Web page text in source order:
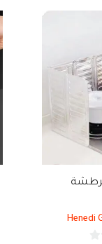
Henedi